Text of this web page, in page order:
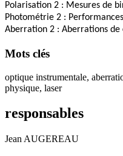
Polarisation 2 : Mesures de
Photométrie 2 :
Aberration 2 : Aberrations de
Mots clés
optique instrumentale,
physique, laser
responsables
Jean AUGEREAU